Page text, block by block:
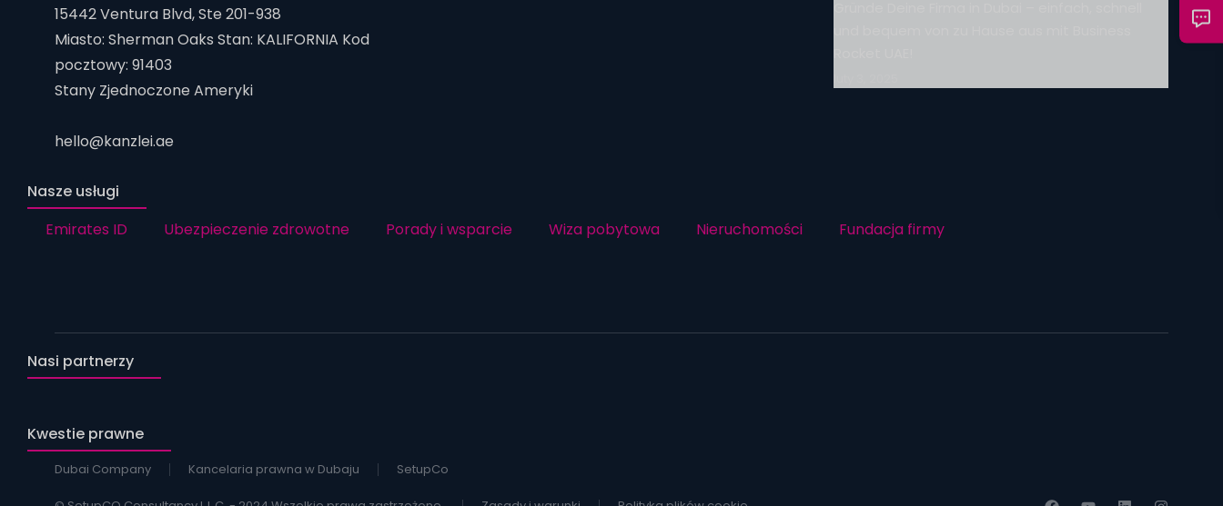
15442 Ventura Blvd, Ste 201-938
Miasto: Sherman Oaks Stan: KALIFORNIA Kod
pocztowy: 91403
Stany Zjednoczone Ameryki
hello@kanzlei.ae
Nasze usługi
Emirates ID
Ubezpieczenie zdrowotne Porady i wsparcie Wiza pobytowa Nieruchomości Fundacja firmy
Nasi partnerzy
Kwestie prawne
Dubai Company Kancelaria prawna w Dubaju SetupCo